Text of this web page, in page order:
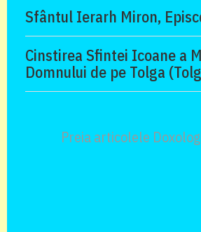
Sfântul Ierarh Miron,
Cinstirea Sfintei Icoane a
Domnului de pe Tolga
Preia articolele